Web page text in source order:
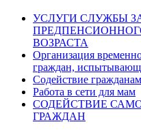
УСЛУГИ СЛУЖБЫ
ВОЗРАСТА
Организация
граждан,
Содействие
Работа в сети для мам
СОДЕЙСТВИЕ
ГРАЖДАН